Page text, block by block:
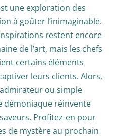
une exploration des
à goûter l’inimaginable.
restent encore
de l’art, mais les chefs
certains éléments
leurs clients. Alors,
ou simple
démoniaque réinvente
Profitez-en pour
de mystère au prochain